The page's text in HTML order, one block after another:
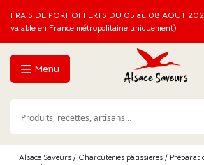
FRAIS DE PORT OFFERTS DU 05 au 08 AOUT
valable en France métropolitaine uniquement)
Menu
Alsace Saveurs / Charcuteries pâtissières /